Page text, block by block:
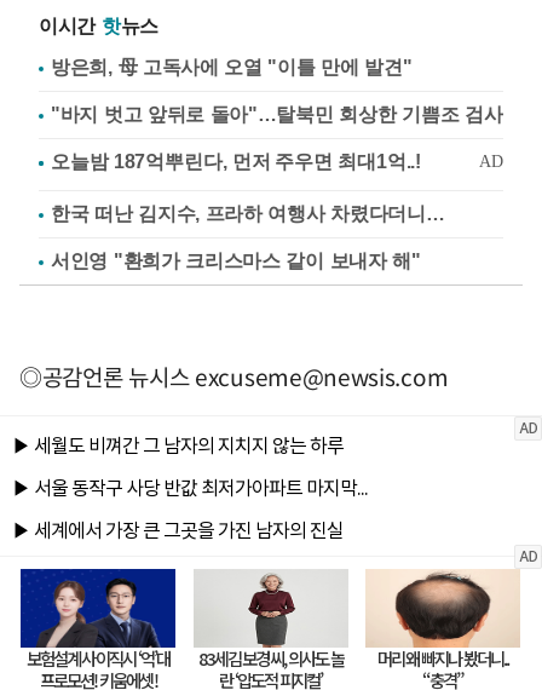
이시간 핫뉴스
방은희, 母 고독사에 오열 "이틀 만에 발견"
"바지 벗고 앞뒤로 돌아"…탈북민 회상한 기쁨조 검사
한국 떠난 김지수, 프라하 여행사 차렸다더니…
서인영 "환희가 크리스마스 같이 보내자 해"
◎공감언론 뉴시스excuseme@newsis.com